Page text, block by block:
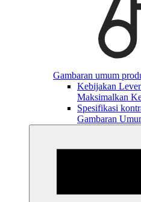
Gambaran umum
Kebijakan
Maksimalkan
Spesifikasi
Gambaran